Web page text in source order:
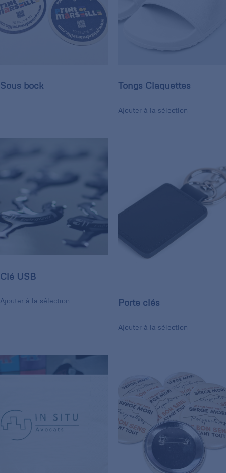
Sous bock Tongs Claquettes
Ajouter à la sélection
Clé USB
Ajouter à la sélection Porte clés
Ajouter à la sélection